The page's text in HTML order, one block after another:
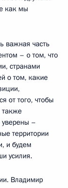
как мы
важная часть
– о том, что
странами
о том, какие
от того, чтобы
также
–
территории
и будем
усилия.
Владимир